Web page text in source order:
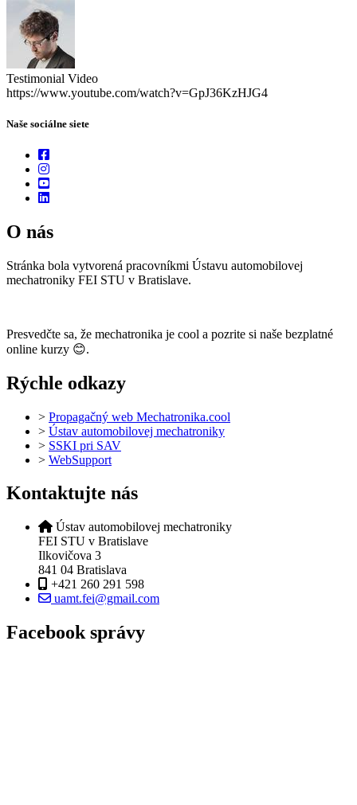
Testimonial Video
https://www.youtube.com/watch?v=GpJ36KzHJG4
Naše sociálne siete
O nás
Stránka bola vytvorená pracovníkmi Ústavu automobilovej
mechatroniky FEI STU v Bratislave.
Presvedčte sa, že mechatronika je cool a pozrite si naše bezplatné
online kurzy 😊.
Rýchle odkazy
> Propagačný web Mechatronika.cool
> Ústav automobilovej mechatroniky
> SSKI pri SAV
> WebSupport
Kontaktujte nás
Ústav automobilovej mechatroniky
FEI STU v Bratislave
Ilkovičova 3
841 04 Bratislava
+421 260 291 598
uamt.fei@gmail.com
Facebook správy